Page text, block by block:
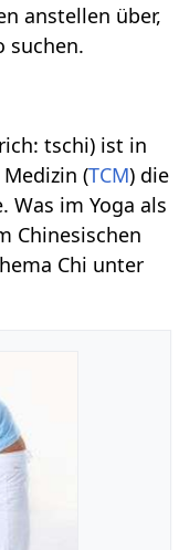
anstellen über,
suchen.
tschi) ist in
(TCM) die
Was im Yoga als
Chinesischen
Chi unter